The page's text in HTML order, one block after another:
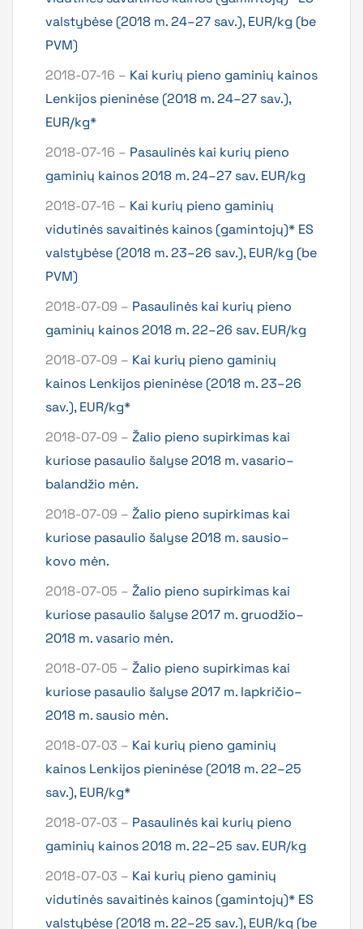
valstybėse (2018 m. 24–27 sav.), EUR/kg (be
PVM)
2018-07-16 – Kai kurių pieno gaminių kainos
Lenkijos pieninėse (2018 m. 24–27 sav.),
EUR/kg*
2018-07-16 – Pasaulinės kai kurių pieno
gaminių kainos 2018 m. 24–27 sav. EUR/kg
2018-07-16 – Kai kurių pieno gaminių
vidutinės savaitinės kainos (gamintojų)* ES
valstybėse (2018 m. 23–26 sav.), EUR/kg (be
PVM)
2018-07-09 – Pasaulinės kai kurių pieno
gaminių kainos 2018 m. 22–26 sav. EUR/kg
2018-07-09 – Kai kurių pieno gaminių
kainos Lenkijos pieninėse (2018 m. 23–26
sav.), EUR/kg*
2018-07-09 – Žalio pieno supirkimas kai
kuriose pasaulio šalyse 2018 m. vasario–
balandžio mėn.
2018-07-09 – Žalio pieno supirkimas kai
kuriose pasaulio šalyse 2018 m. sausio–
kovo mėn.
2018-07-05 – Žalio pieno supirkimas kai
kuriose pasaulio šalyse 2017 m. gruodžio–
2018 m. vasario mėn.
2018-07-05 – Žalio pieno supirkimas kai
kuriose pasaulio šalyse 2017 m. lapkričio–
2018 m. sausio mėn.
2018-07-03 – Kai kurių pieno gaminių
kainos Lenkijos pieninėse (2018 m. 22–25
sav.), EUR/kg*
2018-07-03 – Pasaulinės kai kurių pieno
gaminių kainos 2018 m. 22–25 sav. EUR/kg
2018-07-03 – Kai kurių pieno gaminių
vidutinės savaitinės kainos (gamintojų)* ES
valstybėse (2018 m. 22–25 sav.), EUR/kg (be